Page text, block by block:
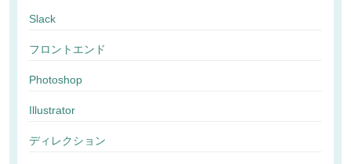
Slack
フロントエンド
Photoshop
Illustrator
ディレクション